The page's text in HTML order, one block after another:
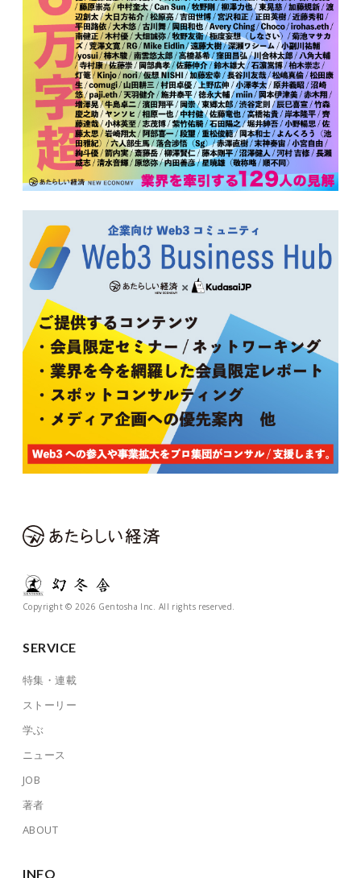
Copyright © 2026 Gentosha Inc. All rights reserved.
SERVICE
特集・連載
ストーリー
学ぶ
ニュース
JOB
著者
ABOUT
INFO